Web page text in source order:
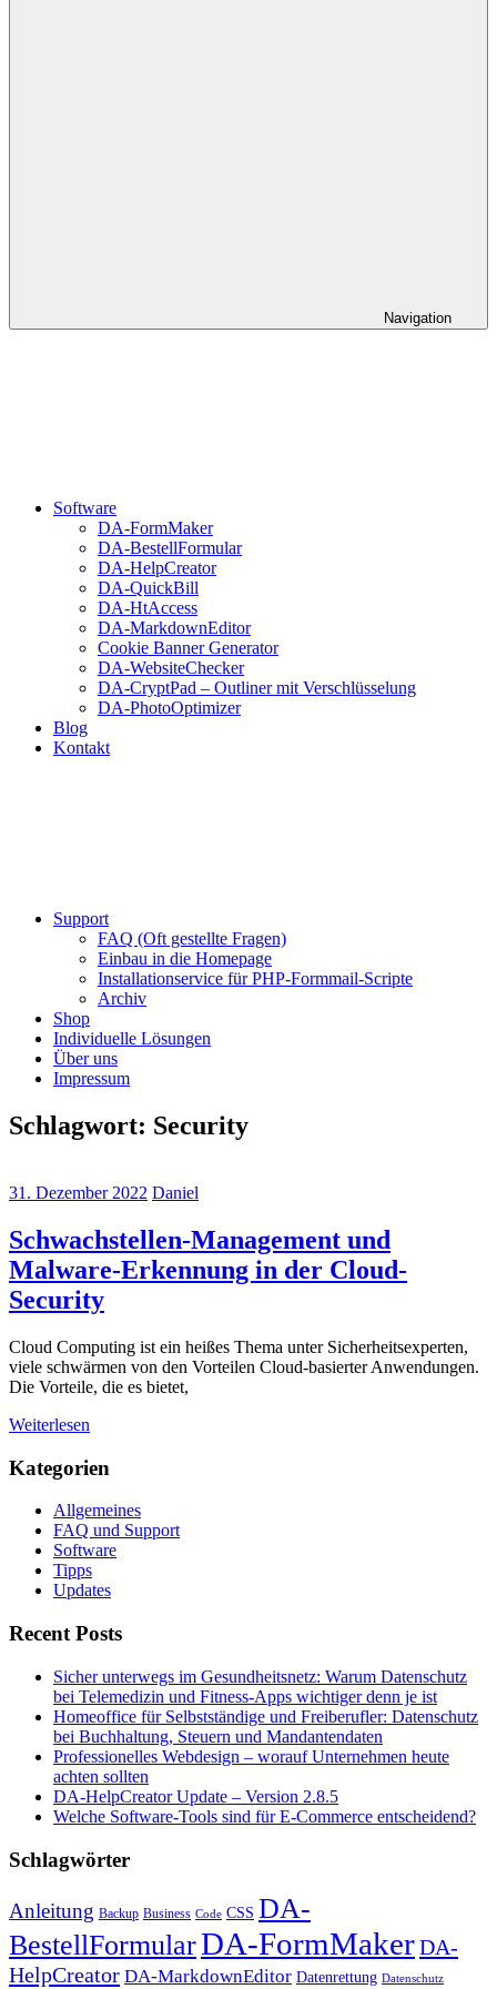
Navigation
Software
DA-FormMaker
DA-BestellFormular
DA-HelpCreator
DA-QuickBill
DA-HtAccess
DA-MarkdownEditor
Cookie Banner Generator
DA-WebsiteChecker
DA-CryptPad – Outliner mit Verschlüsselung
DA-PhotoOptimizer
Blog
Kontakt
Support
FAQ (Oft gestellte Fragen)
Einbau in die Homepage
Installationservice für PHP-Formmail-Scripte
Archiv
Shop
Individuelle Lösungen
Über uns
Impressum
Schlagwort: Security
31. Dezember 2022 Daniel
Schwachstellen-Management und
Malware-Erkennung in der Cloud-
Security
Cloud Computing ist ein heißes Thema unter Sicherheitsexperten,
viele schwärmen von den Vorteilen Cloud-basierter Anwendungen.
Die Vorteile, die es bietet,
Weiterlesen
Kategorien
Allgemeines
FAQ und Support
Software
Tipps
Updates
Recent Posts
Sicher unterwegs im Gesundheitsnetz: Warum Datenschutz
bei Telemedizin und Fitness-Apps wichtiger denn je ist
Homeoffice für Selbstständige und Freiberufler: Datenschutz
bei Buchhaltung, Steuern und Mandantendaten
Professionelles Webdesign – worauf Unternehmen heute
achten sollten
DA-HelpCreator Update – Version 2.8.5
Welche Software-Tools sind für E-Commerce entscheidend?
Schlagwörter
Anleitung Backup Business Code CSS DA-
BestellFormularDA-FormMakerDA-
HelpCreator DA-MarkdownEditor Datenrettung Datenschutz